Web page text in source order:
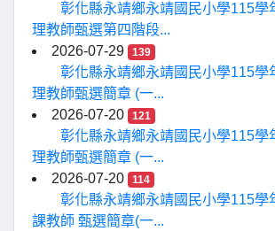
彰化縣永靖鄉永靖國民小學115學
理教師甄選第四階段...
2026-07-29
139
彰化縣永靖鄉永靖國民小學115學
理教師甄選簡章 (一...
2026-07-20
121
彰化縣永靖鄉永靖國民小學115學
理教師甄選簡章 (一...
2026-07-20
114
彰化縣永靖鄉永靖國民小學115學
課教師 甄選簡章(一...